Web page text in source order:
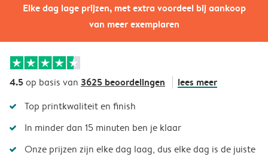
Elke dag lage prijzen, met extra voordeel bij aankoop
van meer exemplaren
4.5op basis van 3625 beoordelingen lees meer
Top printkwaliteit en finish
In minder dan 15 minuten ben je klaar
Onze prijzen zijn elke dag laag, dus elke dag is de juiste